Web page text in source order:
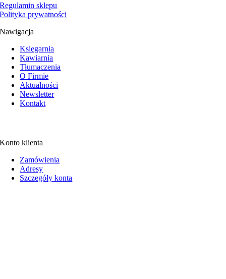
Regulamin sklepu
Polityka prywatności
Nawigacja
Księgarnia
Kawiarnia
Tłumaczenia
O Firmie
Aktualności
Newsletter
Kontakt
Konto klienta
Zamówienia
Adresy
Szczegóły konta